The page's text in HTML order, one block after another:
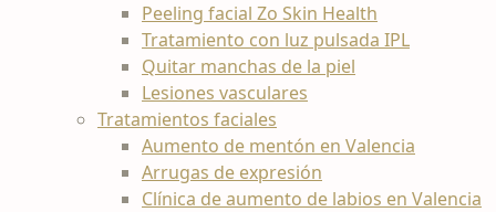
Peeling facial Zo Skin Health
Tratamiento con luz pulsada IPL
Quitar manchas de la piel
Lesiones vasculares
Tratamientos faciales
Aumento de mentón en Valencia
Arrugas de expresión
Clínica de aumento de labios en Valencia